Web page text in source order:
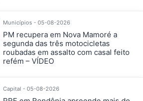
Municípios - 05-08-2026
PM recupera em Nova Mamoré a
segunda das três motocicletas
roubadas em assalto com casal feito
refém – VÍDEO
Capital - 05-08-2026